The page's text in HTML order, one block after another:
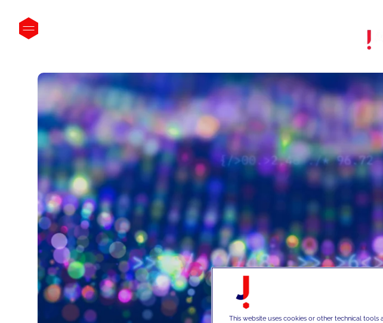
This website uses cookies or other technical